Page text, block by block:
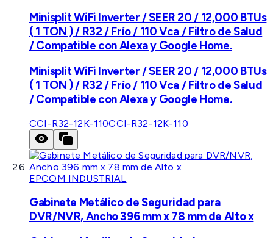
Minisplit WiFi Inverter / SEER 20 / 12,000 BTUs
( 1 TON ) / R32 / Frío / 110 Vca / Filtro de Salud
/ Compatible con Alexa y Google Home.
Minisplit WiFi Inverter / SEER 20 / 12,000 BTUs
( 1 TON ) / R32 / Frío / 110 Vca / Filtro de Salud
/ Compatible con Alexa y Google Home.
CCI-R32-12K-110CCI-R32-12K-110
EPCOM INDUSTRIAL
Gabinete Metálico de Seguridad para
DVR/NVR, Ancho 396 mm x 78 mm de Alto x